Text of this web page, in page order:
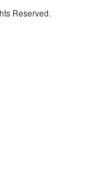
Reserved.